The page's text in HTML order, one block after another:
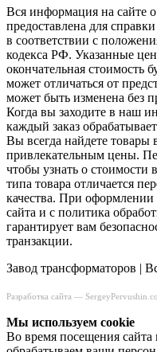
Вся информация на сайте
предоставлена для
в соответствии с
кодекса РФ. Указанные
окончательная стоимость
может отличаться от
может быть изменена без
Когда вы заходите в наш
каждый заказ
Вы всегда найдете
привлекательным цены.
чтобы узнать о
типа товара отличается
качества. При оформлении
сайта и с политика
гарантирует вам
транзакции.
Завод трансформаторов |
Разработка сайта —
Мы используем сookie
Во время посещения сайта